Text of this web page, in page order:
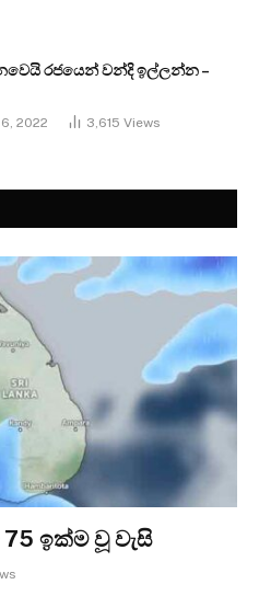
රජයෙන් වන්දි ඉල්ලන්න –
2022 3,615 Views
ඉක්ම වූ වැසි